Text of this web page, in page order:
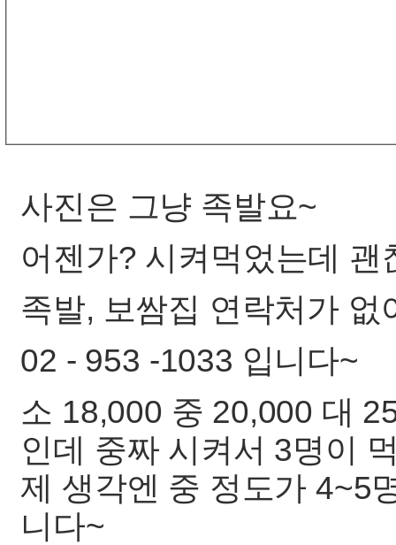
사진은 그냥 족발요~
어젠가? 시켜먹었는데
족발, 보쌈집 연락처가
02 - 953 -1033 입니다~
소 18,000 중 20,000 대
인데 중짜 시켜서 3명이
제 생각엔 중 정도가 4~5
니다~